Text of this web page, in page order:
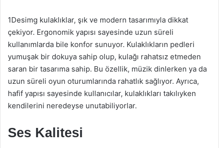
1Desimg kulaklıklar, şık ve modern tasarımıyla dikkat
çekiyor. Ergonomik yapısı sayesinde uzun süreli
kullanımlarda bile konfor sunuyor. Kulaklıkların pedleri
yumuşak bir dokuya sahip olup, kulağı rahatsız etmeden
saran bir tasarıma sahip. Bu özellik, müzik dinlerken ya da
uzun süreli oyun oturumlarında rahatlık sağlıyor. Ayrıca,
hafif yapısı sayesinde kullanıcılar, kulaklıkları takılıyken
kendilerini neredeyse unutabiliyorlar.
Ses Kalitesi